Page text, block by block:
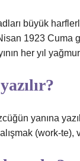
büyük
1923 Cuma
her yıl
yanına
(work-te),